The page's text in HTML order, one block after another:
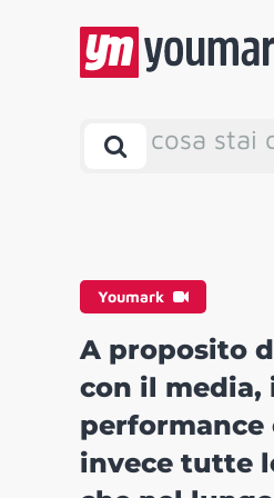
cosa stai
Youmark
A proposito
con il media,
invece tutte